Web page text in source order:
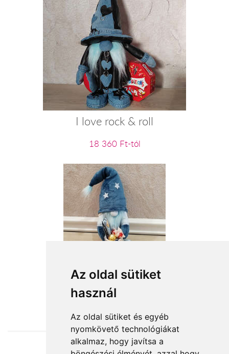
Az oldal sütiket
használ
Az oldal sütiket és egyéb
nyomkövető technológiákat
alkalmaz, hogy javítsa a
I love rock & roll
18 360 Ft-tól
Stitch kincsei
15 200 Ft-tól